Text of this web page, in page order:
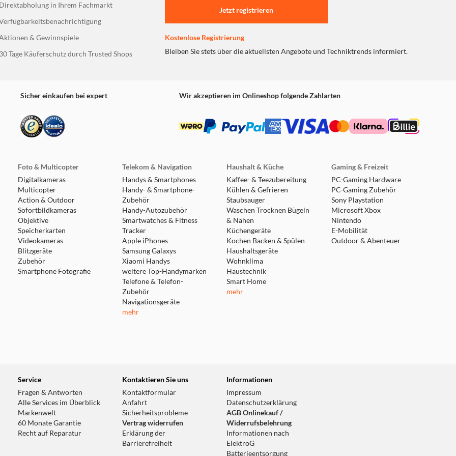
Direktabholung in Ihrem Fachmarkt
& Gewinnspiele
30 Tage Käuferschutz durch Trusted Shops
Jetzt registrieren
Kostenlose Registrierung
Bleiben Sie stets über die aktuellsten Angebote und Techniktrends informiert.
Sicher einkaufen bei expert Wir akzeptieren im Onlineshop folgende Zahlarten
Foto & Multicopter
Digitalkameras
Multicopter
Action & Outdoor
Sofortbildkameras
Objektive
Speicherkarten
Videokameras
Blitzgeräte
Zubehör
Smartphone Fotografie
Telekom & Navigation
Handys & Smartphones
Handy- & Smartphone-
Zubehör
Handy-Autozubehör
Smartwatches & Fitness
Tracker
Apple iPhones
Samsung Galaxys
Xiaomi Handys
weitere Top-Handymarken
Telefone & Telefon-
Zubehör
Navigationsgeräte
mehr
Haushalt & Küche
Kaffee- & Teezubereitung
Kühlen & Gefrieren
Staubsauger
Waschen Trocknen Bügeln
& Nähen
Küchengeräte
Kochen Backen & Spülen
Haushaltsgeräte
Wohnklima
Haustechnik
Smart Home
mehr
Gaming & Freizeit
PC-Gaming Hardware
PC-Gaming Zubehör
Sony Playstation
Microsoft Xbox
Nintendo
E-Mobilität
Outdoor & Abenteuer
Service
Fragen & Antworten
Alle Services im Überblick
Markenwelt
60 Monate Garantie
Recht auf Reparatur
Kontaktieren Sie uns
Kontaktformular
Anfahrt
Sicherheitsprobleme
Vertrag widerrufen
Erklärung der
Barrierefreiheit
Informationen
Impressum
Datenschutzerklärung
AGB Onlinekauf /
Widerrufsbelehrung
Informationen nach
ElektroG
Batterieentsorgung